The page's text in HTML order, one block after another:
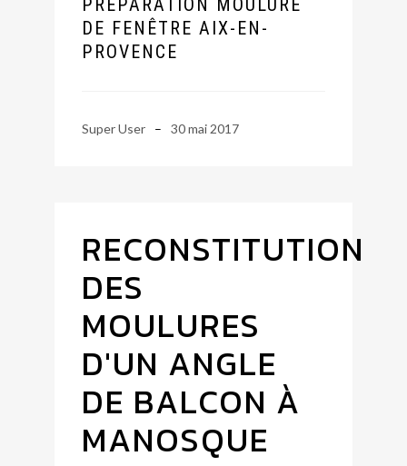
PRÉPARATION MOULURE
DE FENÊTRE AIX-EN-
PROVENCE
Super User 30 mai 2017
RECONSTITUTION
DES
MOULURES
D'UN ANGLE
DE BALCON À
MANOSQUE